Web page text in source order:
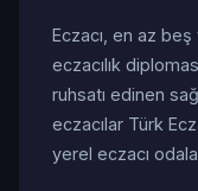
Eczacı, en az beş
eczacılık
ruhsatı edinen
eczacılar Türk
yerel eczacı